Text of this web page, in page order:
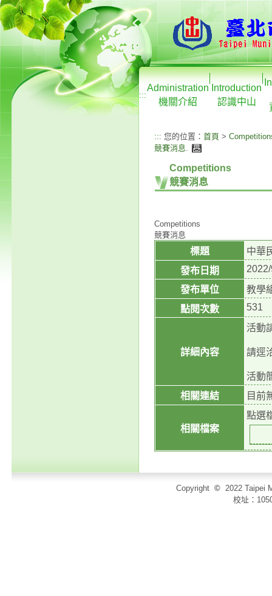
:::
Administration
機關介紹
Introduction
認識中山
::: 您的位置： 首頁 >
競賽消息.
Competitions
競賽消息
Competitions
競賽消息
標題
中華
發布日期
發布單位
教學
點閱次數
531
詳細內容
活動
請逕
活動
相關連結
目前
相關檔案
點選
Copyright © 2022 Taipei
校址：